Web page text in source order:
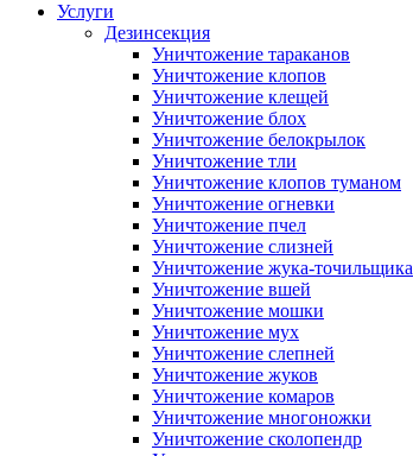
Услуги
Дезинсекция
Уничтожение тараканов
Уничтожение клопов
Уничтожение клещей
Уничтожение блох
Уничтожение белокрылок
Уничтожение тли
Уничтожение клопов туманом
Уничтожение огневки
Уничтожение пчел
Уничтожение слизней
Уничтожение жука-точильщика
Уничтожение вшей
Уничтожение мошки
Уничтожение мух
Уничтожение слепней
Уничтожение жуков
Уничтожение комаров
Уничтожение многоножки
Уничтожение сколопендр